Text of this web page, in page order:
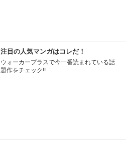
注目の人気マンガはコレだ！
ウォーカープラスで今一番読まれている話
題作をチェック!!